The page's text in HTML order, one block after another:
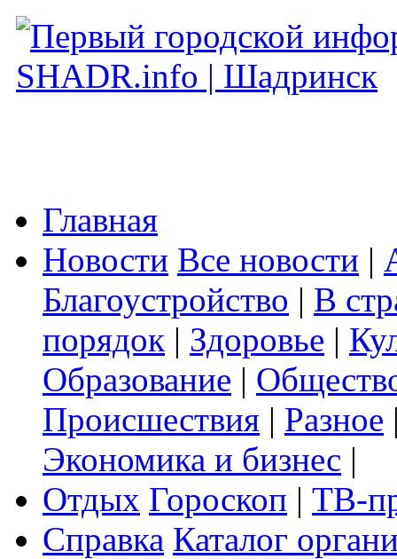
Главная
Новости Все новости |
Благоустройство | В
порядок | Здоровье |
Образование |
Происшествия | Разное
Экономика и бизнес |
Отдых Гороскоп | ТВ-
Справка Каталог